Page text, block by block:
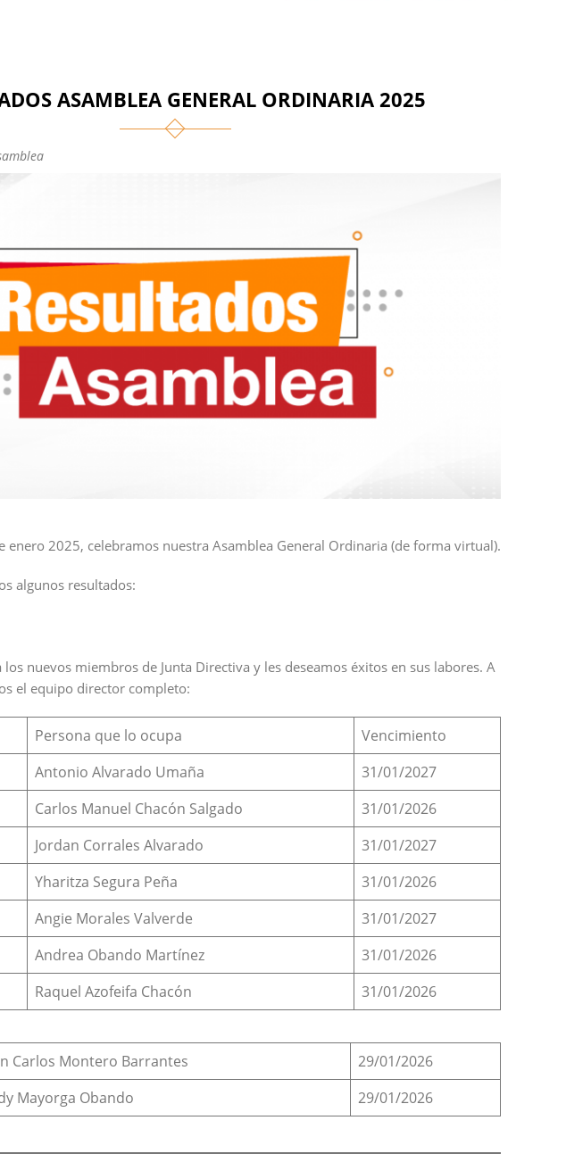
ASAMBLEA GENERAL ORDINARIA 2025
enero 2025, celebramos nuestra Asamblea General Ordinaria (de forma virtual).
algunos resultados:
nuevos miembros de Junta Directiva y les deseamos éxitos en sus labores. A
el equipo director completo:
Persona que lo ocupa
Vencimiento
Antonio Alvarado Umaña
31/01/2027
Carlos Manuel Chacón Salgado
31/01/2026
Jordan Corrales Alvarado
31/01/2027
Yharitza Segura Peña
31/01/2026
Angie Morales Valverde
31/01/2027
Andrea Obando Martínez
31/01/2026
Raquel Azofeifa Chacón 31/01/2026
Carlos Montero Barrantes
29/01/2026
Mayorga Obando 29/01/2026